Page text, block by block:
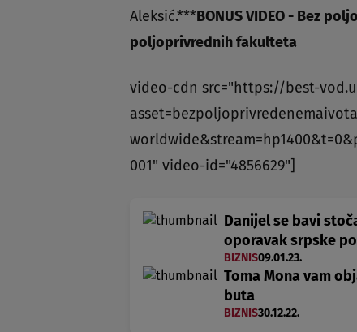
Aleksić.***BONUS VIDEO - Bez
poljoprivrednih fakulteta
video-cdn src="https://best-
001" video-id="4856629"]
Danijel se bavi
oporavak srpske
BIZNIS09.01.23.
Toma Mona vam
buta
BIZNIS30.12.22.